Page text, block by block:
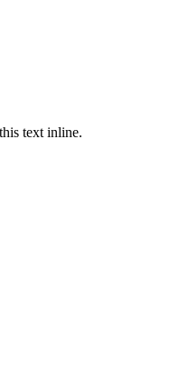
text inline.